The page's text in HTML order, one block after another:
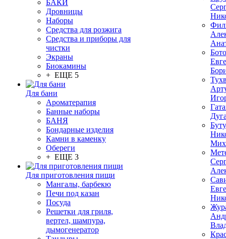
БАКИ
Дровницы
Наборы
Средства для розжига
Средства и приборы для
чистки
Экраны
Биокамины
+ ЕЩЕ 5
Для бани
Ароматерапия
Банные наборы
БАНЯ
Бондарные изделия
Камни в каменку
Обереги
+ ЕЩЕ 3
Для приготовления пищи
Мангалы, барбекю
Печи под казан
Посуда
Решетки для гриля,
вертел, шампура,
дымогенератор